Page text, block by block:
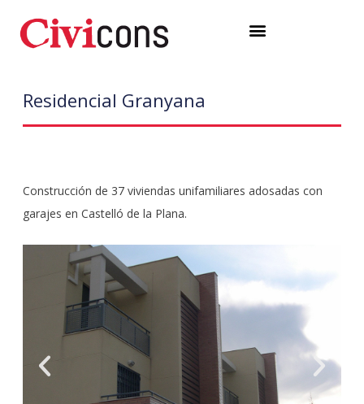
contenido
Menú
Residencial Granyana
Construcción de 37 viviendas unifamiliares adosadas con
garajes en Castelló de la Plana.